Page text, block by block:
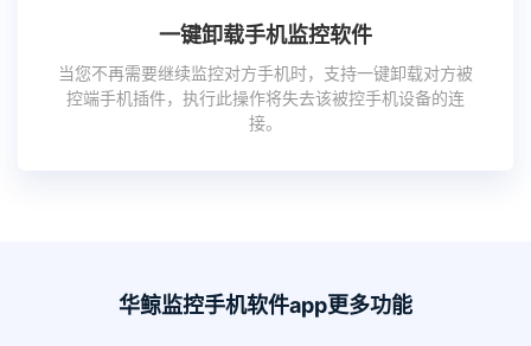
一键卸载手机监控软件
当您不再需要继续监控对方手机时，支持一键卸载对方被
控端手机插件，执行此操作将失去该被控手机设备的连
接。
华鲸监控手机软件app更多功能